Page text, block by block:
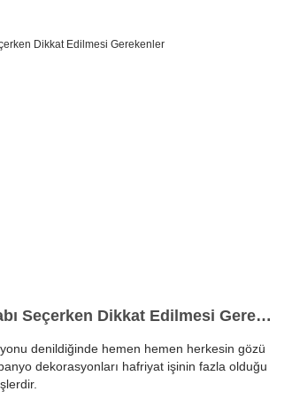
Banyo Dolabı Seçerken Dikkat Edilmesi Gerekenler
denildiğinde hemen hemen herkesin gözü
dekorasyonları hafriyat işinin fazla olduğu